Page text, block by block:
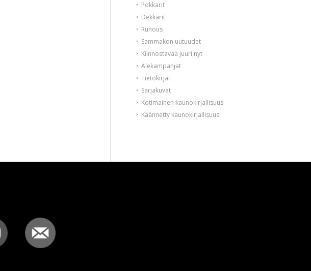
Pokkarit
Dekkarit
Runous
Sammakon uutuudet
Kiinnostavaa juuri nyt
Alekampanjat
Tietokirjat
Sarjakuvat
Kotimainen kaunokirjallisuus
Käännetty kaunokirjallisuus